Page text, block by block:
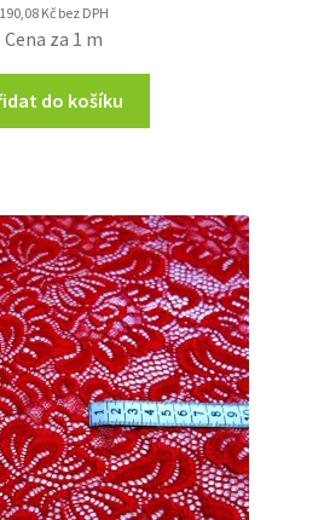
190,08 Kčbez DPH
Cena za 1 m
do košíku